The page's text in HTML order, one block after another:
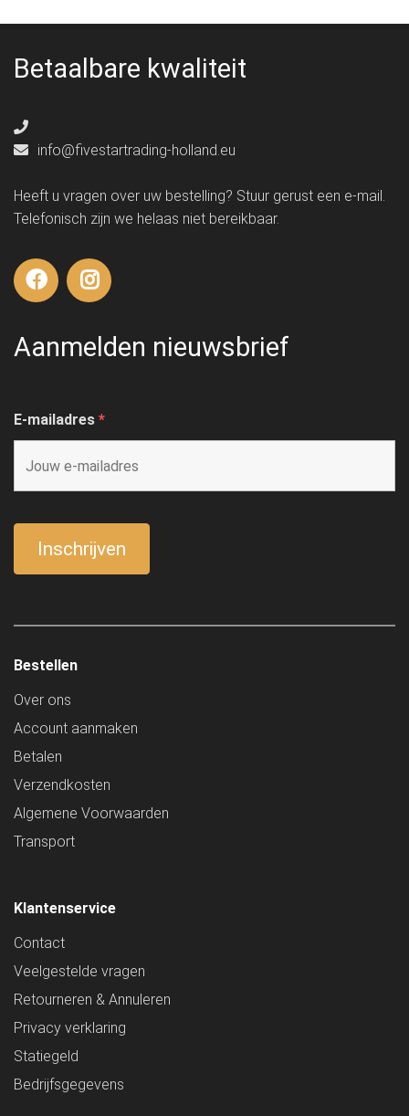
Betaalbare kwaliteit
info@fivestartrading-holland.eu
Heeft u vragen over uw bestelling? Stuur gerust een e-mail.
Telefonisch zijn we helaas niet bereikbaar.
Aanmelden nieuwsbrief
E-mailadres *
Bestellen
Over ons
Account aanmaken
Betalen
Verzendkosten
Algemene Voorwaarden
Transport
Klantenservice
Contact
Veelgestelde vragen
Retourneren & Annuleren
Privacy verklaring
Statiegeld
Bedrijfsgegevens